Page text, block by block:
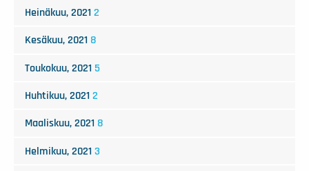
Heinäkuu, 2021 2
Kesäkuu, 2021 8
Toukokuu, 2021 5
Huhtikuu, 2021 2
Maaliskuu, 2021 8
Helmikuu, 2021 3